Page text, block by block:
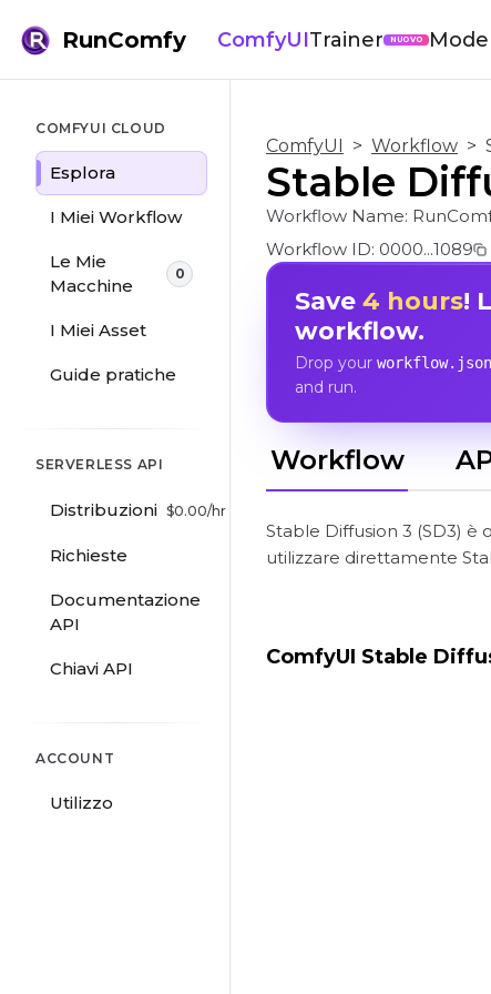
RunComfy ComfyUITrainer NUOVO
COMFYUI CLOUD
Esplora
I Miei Workflow
Le Mie
Macchine
0
I Miei Asset
Guide pratiche
SERVERLESS API
Distribuzioni $0.00/hr
Richieste
Documentazione
API
Chiavi API
ACCOUNT
Utilizzo
ComfyUI > Workflow >
Stable
Workflow Name:
Workflow ID: 0000...1089
Save 4 hours!
workflow.
Drop your workflow.json
and run.
Workflow
Stable Diffusion 3 (SD3)
utilizzare direttamente
ComfyUI Stable